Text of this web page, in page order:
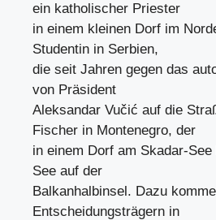
ein katholischer Priester
in einem kleinen Dorf im
Studentin in Serbien,
die seit Jahren gegen das
von Präsident
Aleksandar Vučić auf die
Fischer in Montenegro, der
in einem Dorf am Skadar-
See auf der
Balkanhalbinsel. Dazu
Entscheidungsträgern in